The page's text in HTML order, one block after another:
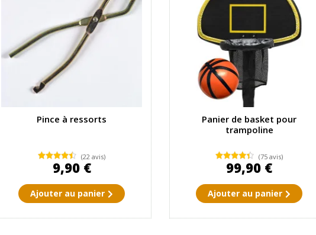
Pince à ressorts
(22 avis)
9,90 €
Ajouter au panier
Panier de basket pour
trampoline
(75 avis)
99,90 €
Ajouter au panier